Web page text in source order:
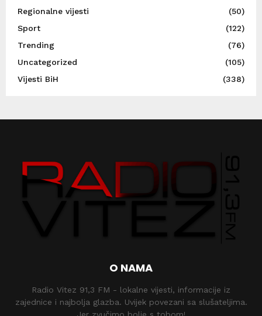
Regionalne vijesti
(50)
Sport
(122)
Trending
(76)
Uncategorized
(105)
Vijesti BiH
(338)
O NAMA
Radio Vitez 91,3 FM - lokalne vijesti, informacije iz
zajednice i najbolja glazba. Uvijek povezani sa slušateljima.
Jer zvučimo bolje s tobom!